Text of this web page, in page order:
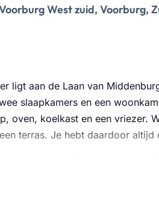
West zuid, Voorburg,
ligt aan de Laan van
slaapkamers en een
oven, koelkast en een vriezer.
terras. Je hebt daardoor altijd